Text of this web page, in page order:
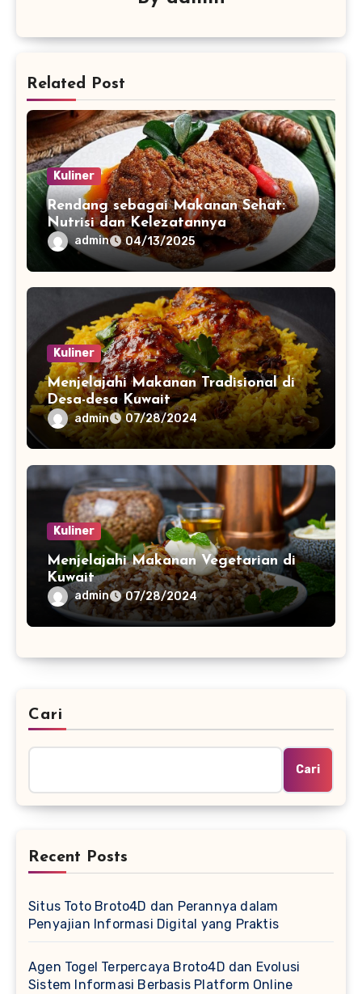
Related Post
Kuliner
Rendang sebagai Makanan Sehat:
Nutrisi dan Kelezatannya
admin 04/13/2025
Kuliner
Menjelajahi Makanan Tradisional di
Desa-desa Kuwait
admin 07/28/2024
Kuliner
Menjelajahi Makanan Vegetarian di
Kuwait
admin 07/28/2024
Cari
Cari
Recent Posts
Situs Toto Broto4D dan Perannya dalam
Penyajian Informasi Digital yang Praktis
Agen Togel Terpercaya Broto4D dan Evolusi
Sistem Informasi Berbasis Platform Online